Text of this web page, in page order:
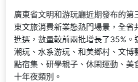
廣東省文明和游玩廳近期發布的第
東文旅消費新業態熱門場景，全省
進選，數量較前兩批增長了35%。
潮玩、水系游玩、和美鄉村、文博
點宿集、研學親子、休閑運動、美
十年夜類別。